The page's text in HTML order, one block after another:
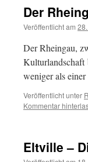
Der
Veröffentlicht am
Der Rheingau,
weniger als
Veröffentlicht unter
Kommentar
Eltville –